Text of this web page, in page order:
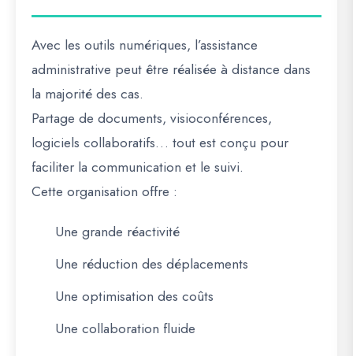
Avec les outils numériques, l’assistance
administrative peut être réalisée à distance dans
la majorité des cas.
Partage de documents, visioconférences,
logiciels collaboratifs… tout est conçu pour
faciliter la communication et le suivi.
Cette organisation offre :
Une grande réactivité
Une réduction des déplacements
Une optimisation des coûts
Une collaboration fluide